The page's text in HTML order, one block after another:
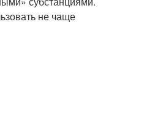
не чаще